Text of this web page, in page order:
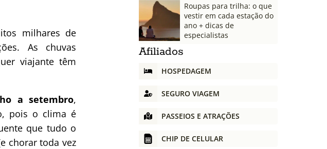
milhares de
As chuvas
viajante têm
a setembro,
pois o clima é
que tudo o
chorar toda vez
Roupas para trilha: o que
vestir em cada estação do
ano + dicas de
especialistas
Afiliados
HOSPEDAGEM
SEGURO VIAGEM
PASSEIOS E ATRAÇÕES
CHIP DE CELULAR